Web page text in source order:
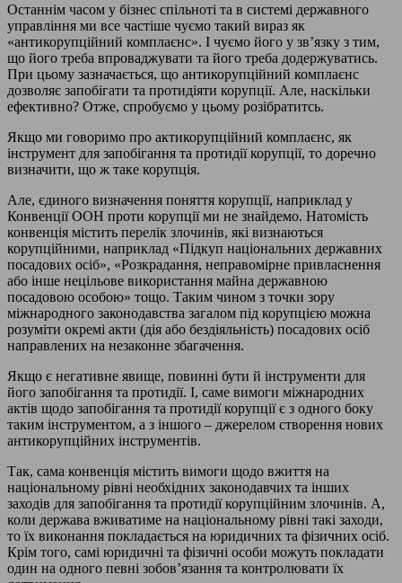
Останнім часом у бізнес спільноті та в системі державного
управління ми все частіше чуємо такий вираз як
«антикорупційний комплаєнс». І чуємо його у зв’язку з тим,
що його треба впроваджувати та його треба додержуватись.
При цьому зазначається, що антикорупційний комплаєнс
дозволяє запобігати та протидіяти корупції. Але, наскільки
ефективно? Отже, спробуємо у цьому розібратитсь.
Якщо ми говоримо про актикорупційний комплаєнс, як
інструмент для запобігання та протидії корупції, то доречно
визначити, що ж таке корупція.
Але, єдиного визначення поняття корупції, наприклад у
Конвенції ООН проти корупції ми не знайдемо. Натомість
конвенція містить перелік злочинів, які визнаються
корупційними, наприклад «Підкуп національних державних
посадових осіб», «Розкрадання, неправомірне привласнення
або інше нецільове використання майна державною
посадовою особою» тощо. Таким чином з точки зору
міжнародного законодавства загалом під корупцією можна
розуміти окремі акти (дія або бездіяльність) посадових осіб
направлених на незаконне збагачення.
Якщо є негативне явище, повинні бути й інструменти для
його запобігання та протидії. І, саме вимоги міжнародних
актів щодо запобігання та протидії корупції є з одного боку
таким інструментом, а з іншого – джерелом створення нових
антикорупційних інструментів.
Так, сама конвенція містить вимоги щодо вжиття на
національному рівні необхідних законодавчих та інших
заходів для запобігання та протидії корупційним злочинів. А,
коли держава вживатиме на національному рівні такі заходи,
то їх виконання покладається на юридичних та фізичних осіб.
Крім того, самі юридичні та фізичні особи можуть покладати
один на одного певні зобов’язання та контролювати їх